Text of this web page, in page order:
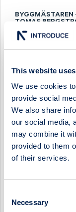
This website
We use cookies
provide social
We also share
our social media,
may combine it
provided to them
of their services.
Selection
Necessary
BYGGMÄSTAREN
TOMAS
11 December 2025
24 October 2025
22 August 2025
BYGGMÄSTAREN
FRIDA ÅKERBLOM